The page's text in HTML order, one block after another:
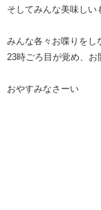
そしてみんな美味しい
みんな各々お喋りをし
23時ごろ目が覚め、お
おやすみなさーい